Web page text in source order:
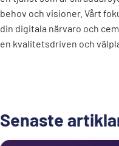
behov och visioner. Vårt
din digitala närvaro och
en kvalitetsdriven och
Senaste